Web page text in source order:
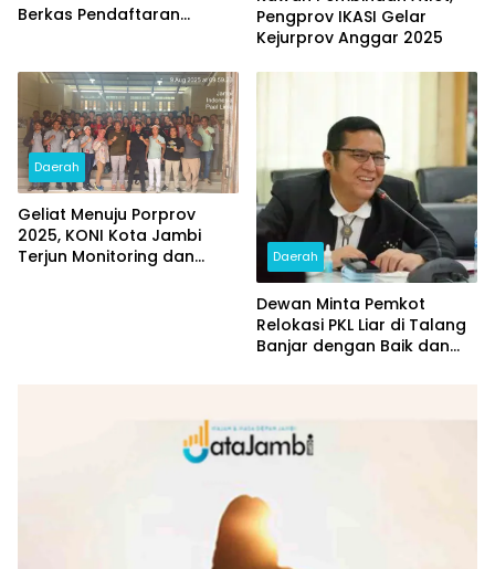
Berkas Pendaftaran
Pengprov IKASI Gelar
Kejurprov Anggar 2025
Daerah
Geliat Menuju Porprov
2025, KONI Kota Jambi
Terjun Monitoring dan
Daerah
Dewan Minta Pemkot
Relokasi PKL Liar di Talang
Banjar dengan Baik dan